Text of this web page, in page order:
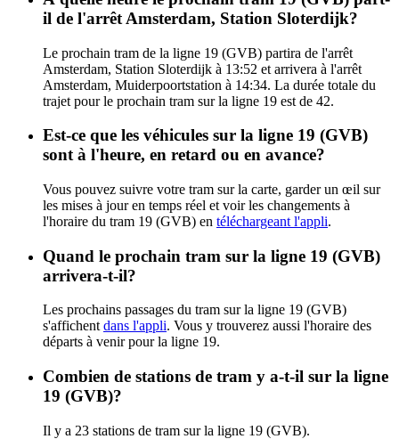
il de l'arrêt Amsterdam, Station Sloterdijk?
Le prochain tram de la ligne 19 (GVB) partira de l'arrêt
Amsterdam, Station Sloterdijk à 13:52 et arrivera à l'arrêt
Amsterdam, Muiderpoortstation à 14:34. La durée totale du
trajet pour le prochain tram sur la ligne 19 est de 42.
Est-ce que les véhicules sur la ligne 19 (GVB)
sont à l'heure, en retard ou en avance?
Vous pouvez suivre votre tram sur la carte, garder un œil sur
les mises à jour en temps réel et voir les changements à
l'horaire du tram 19 (GVB) en téléchargeant l'appli.
Quand le prochain tram sur la ligne 19 (GVB)
arrivera-t-il?
Les prochains passages du tram sur la ligne 19 (GVB)
s'affichentdans l'appli. Vous y trouverez aussi l'horaire des
départs à venir pour la ligne 19.
Combien de stations de tram y a-t-il sur la ligne
19 (GVB)?
Il y a 23 stations de tram sur la ligne 19 (GVB).